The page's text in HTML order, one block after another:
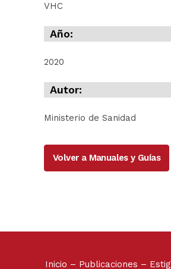
VHC
Año:
2020
Autor:
Ministerio de Sanidad
Volver a Manuales y Guías
Inicio – Publicaciones –